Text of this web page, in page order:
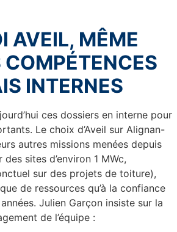
AVEIL, MÊME
COMPÉTENCES
INTERNES
ces dossiers en interne pour
Le choix d’Aveil sur Alignan-
autres missions menées depuis
sites d’environ 1 MWc,
sur des projets de toiture),
de ressources qu’à la confiance
Julien Garçon insiste sur la
de l’équipe :